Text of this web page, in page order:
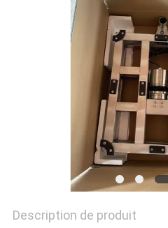
AFFAIRES
DEMANDEZ
SITE
Description de produit